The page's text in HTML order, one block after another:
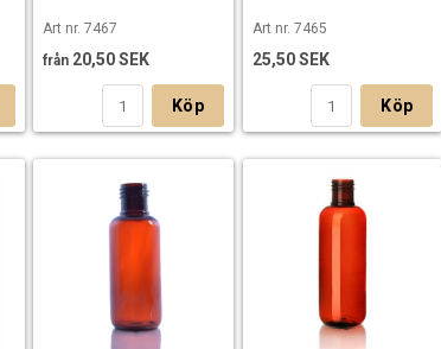
Art nr. 7467
från 20,50 SEK
Köp
Art nr. 7465
25,50 SEK
Köp